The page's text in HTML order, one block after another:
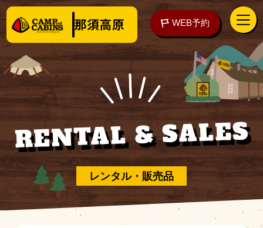
WEB予約
泊まる
楽しむ
アクセス WEB予約
レンタル・販売品
RENTAL & SALES